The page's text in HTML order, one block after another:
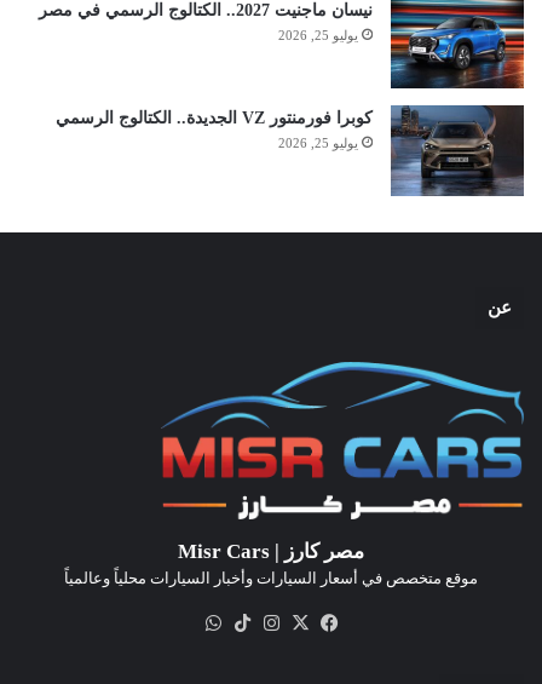
نيسان ماجنيت 2027.. الكتالوج الرسمي في مصر
يوليو 25, 2026
كوبرا فورمنتور VZ الجديدة.. الكتالوج الرسمي
يوليو 25, 2026
عن
مصر كارز | Misr Cars
موقع متخصص في أسعار السيارات وأخبار السيارات محلياً وعالمياً
فيسبوك
‫X انستقرام‫TikTok